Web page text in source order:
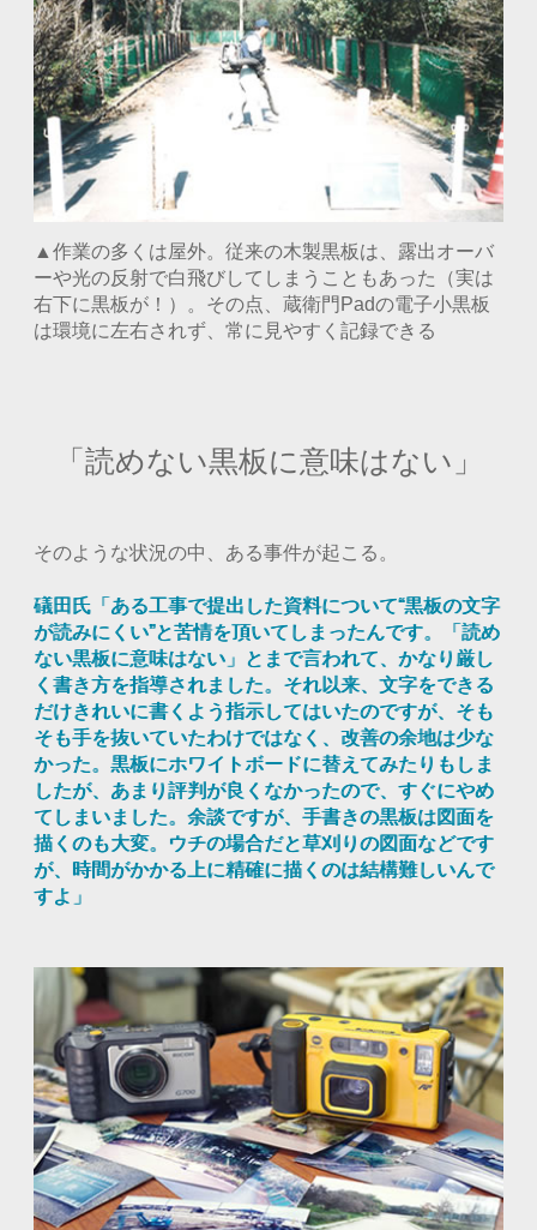
▲作業の多くは屋外。従来の木製黒板は、露出オーバ
ーや光の反射で白飛びしてしまうこともあった（実は
右下に黒板が！）。その点、蔵衛門Padの電子小黒板
は環境に左右されず、常に見やすく記録できる
「読めない黒板に意味はない」
そのような状況の中、ある事件が起こる。
礒田氏「ある工事で提出した資料について“黒板の文字
が読みにくい”と苦情を頂いてしまったんです。「読め
ない黒板に意味はない」とまで言われて、かなり厳し
く書き方を指導されました。それ以来、文字をできる
だけきれいに書くよう指示してはいたのですが、そも
そも手を抜いていたわけではなく、改善の余地は少な
かった。黒板にホワイトボードに替えてみたりもしま
したが、あまり評判が良くなかったので、すぐにやめ
てしまいました。余談ですが、手書きの黒板は図面を
描くのも大変。ウチの場合だと草刈りの図面などです
が、時間がかかる上に精確に描くのは結構難しいんで
すよ」